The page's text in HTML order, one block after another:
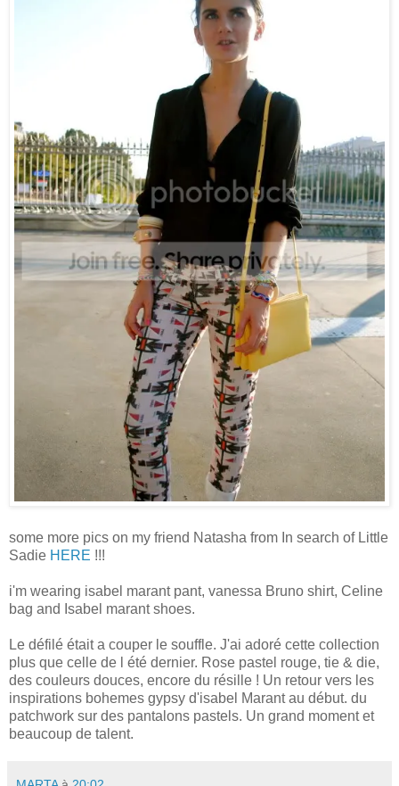
some more pics on my friend Natasha from In search of Little
Sadie HERE !!!
i'm wearing isabel marant pant, vanessa Bruno shirt, Celine
bag and Isabel marant shoes.
Le défilé était a couper le souffle. J'ai adoré cette collection
plus que celle de l été dernier. Rose pastel rouge, tie & die,
des couleurs douces, encore du résille ! Un retour vers les
inspirations bohemes gypsy d'isabel Marant au début. du
patchwork sur des pantalons pastels. Un grand moment et
beaucoup de talent.